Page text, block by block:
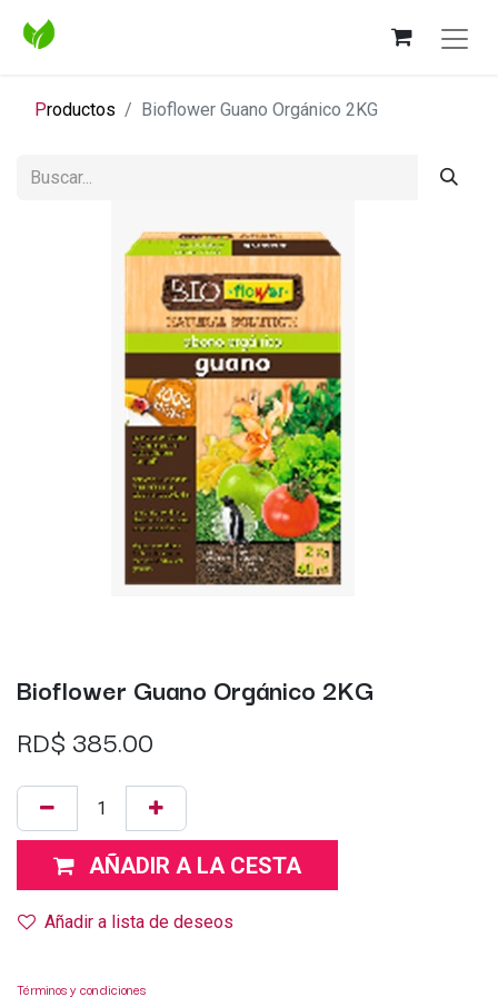
Productos Bioflower Guano Orgánico 2KG
Bioflower Guano Orgánico 2KG
RD$ 385.00
AÑADIR A LA CESTA
Añadir a lista de deseos
Términos y condiciones